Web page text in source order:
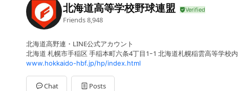
北海道高等学校野球連盟
Friends8,948
北海道高野連・LINE公式アカウント
北海道 札幌市手稲区 手稲本町六条4丁目1ｰ1 北海道札幌稲雲高等学校内
www.hokkaido-hbf.jp/hp/index.html
Chat Posts